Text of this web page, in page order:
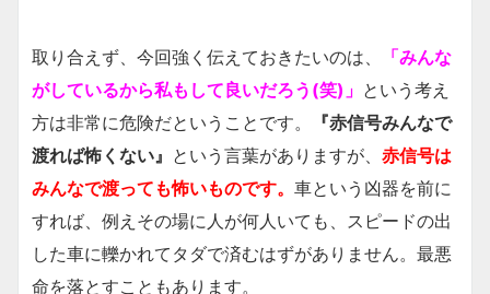
取り合えず、今回強く伝えておきたいのは、
「みんな
がしているから私もして良いだろう(笑)」 という考え
方は非常に危険だということです。
『赤信号みんなで
渡れば怖くない』 という言葉がありますが、 赤信号は
みんなで渡っても怖いものです。 車という凶器を前に
すれば、例えその場に人が何人いても、スピードの出
した車に轢かれてタダで済むはずがありません。最悪
命を落とすこともあります。